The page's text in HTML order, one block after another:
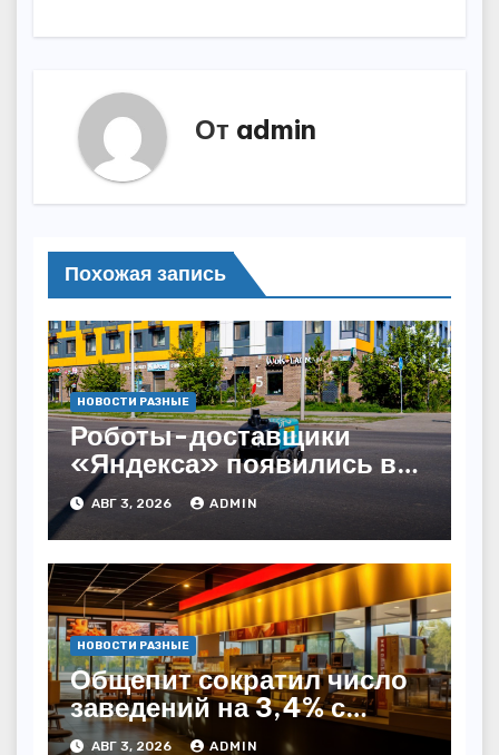
От admin
Похожая запись
НОВОСТИ РАЗНЫЕ
Роботы-доставщики
«Яндекса» появились в
Казахстане
АВГ 3, 2026 ADMIN
НОВОСТИ РАЗНЫЕ
Общепит сократил число
заведений на 3,4% с
начала года — INFOLine
АВГ 3, 2026 ADMIN